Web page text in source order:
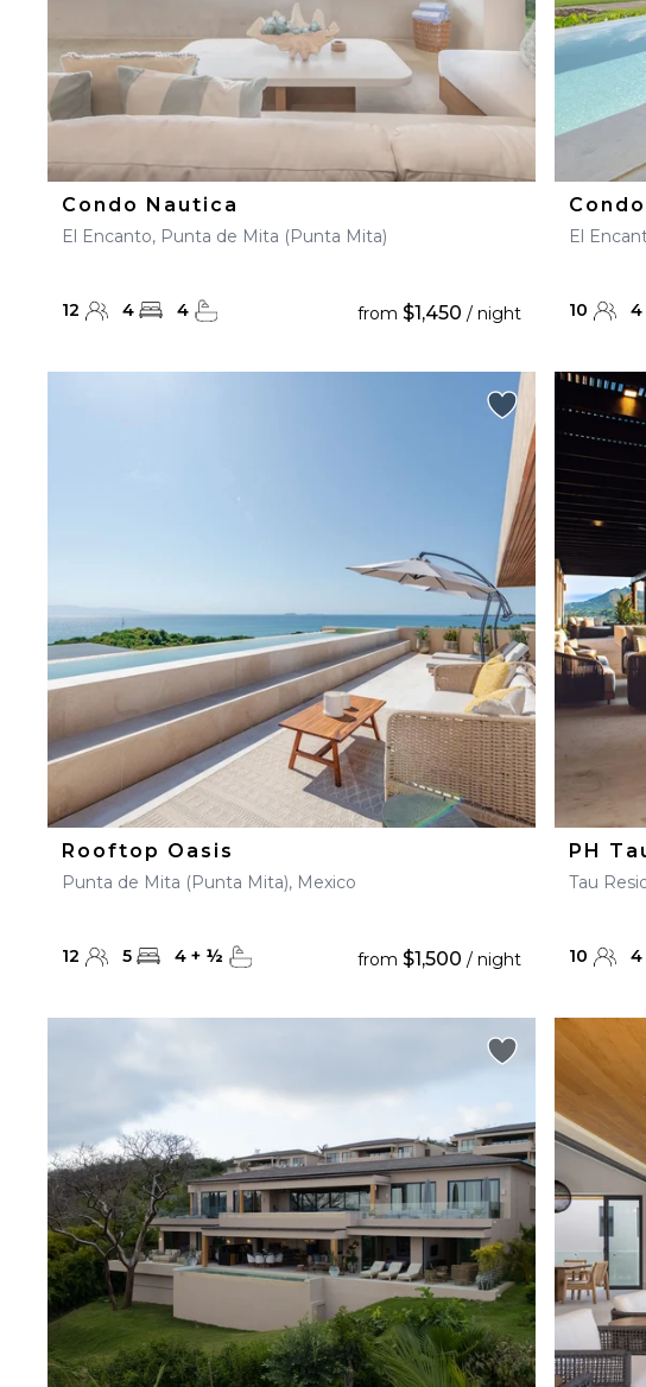
Condo Nautica
El Encanto, Punta de Mita (Punta Mita)
12 4 4 from $1,450 / night
El
10 4
Rooftop Oasis
Punta de Mita (Punta Mita), Mexico
12 5 4 + ½ from $1,500 / night
PH
Tau
10 4